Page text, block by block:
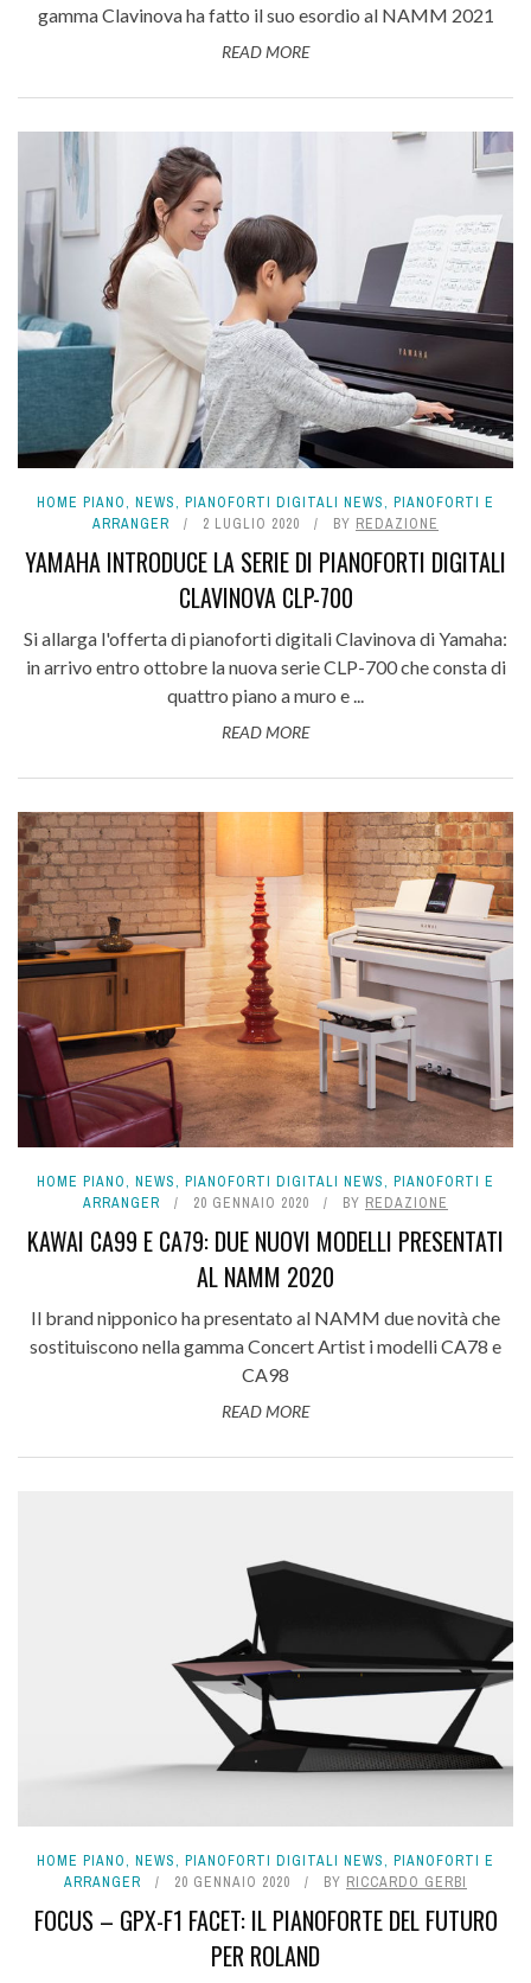
gamma Clavinova ha fatto il suo esordio al NAMM 2021
READ MORE
HOME PIANO, NEWS, PIANOFORTI DIGITALI NEWS, PIANOFORTI E
ARRANGER
2 LUGLIO 2020 BY REDAZIONE
YAMAHA INTRODUCE LA SERIE DI PIANOFORTI DIGITALI
CLAVINOVA CLP-700
Si allarga l'offerta di pianoforti digitali Clavinova di Yamaha:
in arrivo entro ottobre la nuova serie CLP-700 che consta di
quattro piano a muro e ...
READ MORE
HOME PIANO, NEWS, PIANOFORTI DIGITALI NEWS, PIANOFORTI E
ARRANGER
20 GENNAIO 2020 BY REDAZIONE
KAWAI CA99 E CA79: DUE NUOVI MODELLI PRESENTATI
AL NAMM 2020
Il brand nipponico ha presentato al NAMM due novità che
sostituiscono nella gamma Concert Artist i modelli CA78 e
CA98
READ MORE
HOME PIANO, NEWS, PIANOFORTI DIGITALI NEWS, PIANOFORTI E
ARRANGER
20 GENNAIO 2020 BY RICCARDO GERBI
FOCUS – GPX-F1 FACET: IL PIANOFORTE DEL FUTURO
PER ROLAND